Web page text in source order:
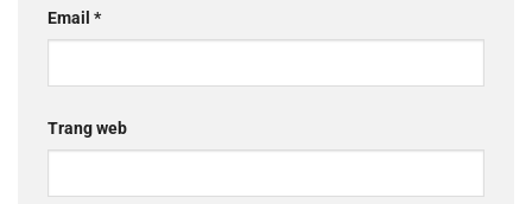
Email *
Trang web